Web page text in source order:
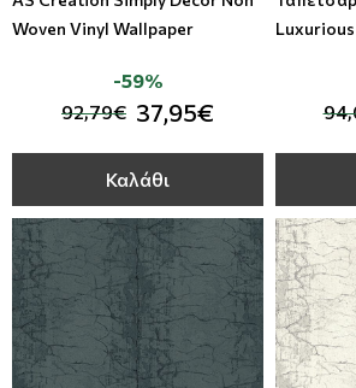
Woven Vinyl Wallpaper
92,79€ 37,95€
-59%
Καλάθι